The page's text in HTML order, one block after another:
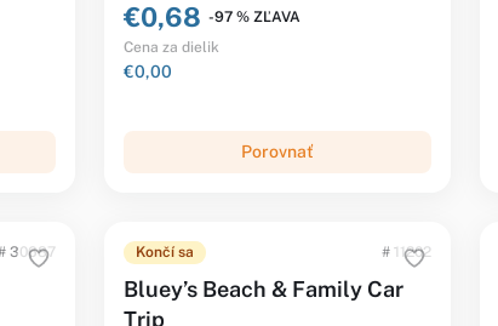
€0,68 -97 % ZĽAVA
Cena za dielik
€0,00
Porovnať
30687 Končí sa # 11202
Bluey’s Beach & Family Car
Trip